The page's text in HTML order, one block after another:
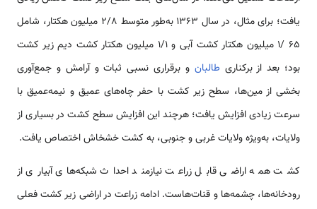
یافت؛ برای مثال، در سال ۱۳۶۳ به‌طور متوسط 2/8 میلیون هکتار، شامل
۶۵ /۱ میلیون هکتار کشت آبی و ۱/۱ میلیون هکتار کشت دیم زیر کشت
بود؛ بعد از برکناریطالبان و برقراری نسبی ثبات و آرامش و جمع‌آوری
بخشی از مین‌ها، سطح زیر کشت با حفر چاه‌های عمیق و نیمه‌عمیق با
سرعت زیادی افزایش یافت؛ هرچند این افزایش سطح کشت در بسیاری از
ولایات، به‌ویژه ولایات غربی و جنوبی، به کشت خشخاش اختصاص یافت.
کشت همه اراضی قابل زراعت نیازمند احداث شبکه‌های آبیاری از
رودخانه‌ها، چشمه‌ها و قنات‌هاست. ادامه زراعت در اراضی زیر کشت فعلی